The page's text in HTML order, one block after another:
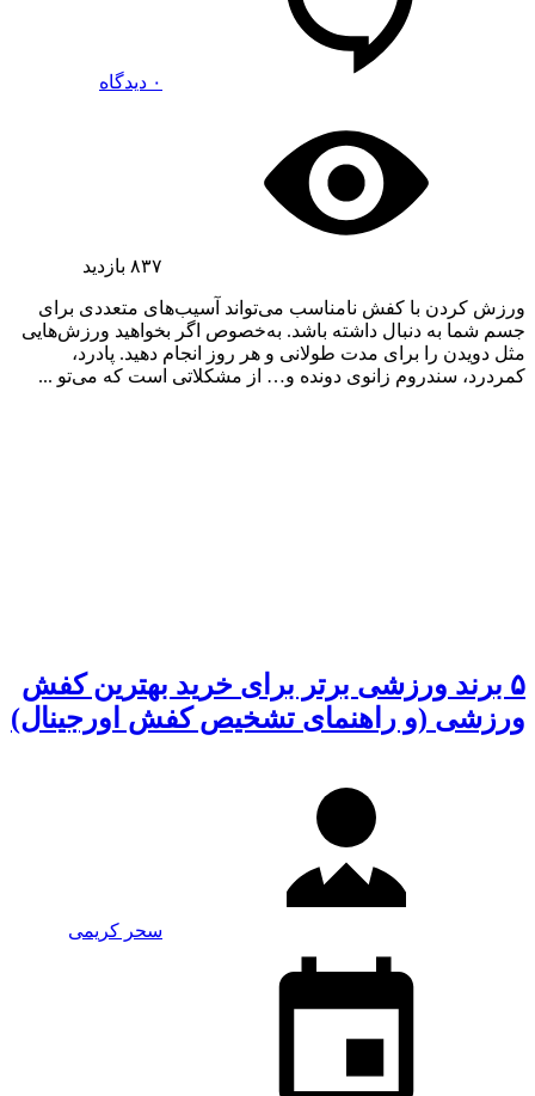
۰ دیدگاه
۸۳۷ بازدید
ورزش کردن با کفش نامناسب می‌تواند آسیب‌های متعددی برای
جسم شما به دنبال داشته باشد. به‌خصوص اگر بخواهید ورزش‌هایی
مثل دویدن را برای مدت طولانی و هر روز انجام دهید. پادرد،
کمردرد، سندروم زانوی دونده و… از مشکلاتی است که می‌تو ...
۵ برند ورزشی برتر برای خرید بهترین کفش
ورزشی (و راهنمای تشخیص کفش اورجینال)
سحر کریمی